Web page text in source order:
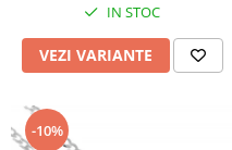
IN STOC
VEZI VARIANTE
-10%